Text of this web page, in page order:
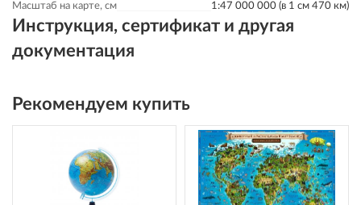
Масштаб на карте, см
1:47 000 000 (в 1 см 470 км)
Инструкция, сертификат и другая
документация
Рекомендуем купить